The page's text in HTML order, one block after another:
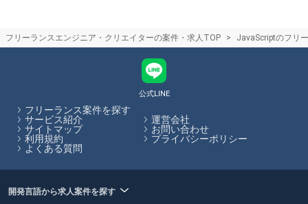
フリーランスエージェントは案件を探しているフリーランスエンジニア
グを行い、仲介手数料を受け取ることで収益としているサービスです。
仲介手数料やエージェントで受けられるサービスは各エージェントで異
なります。フリーランスHubでは各エージェントのサービス内容の比較
をサイト内で行うことができます。
フリーランスHubはお客様のフリーランス案件探しを最大限サポートし
ていきます。
フリーランスエンジニア・クリエイターの案件・求人TOP JavaScriptのフリ
公式LINE
フリーランス案件を探す
サービス紹介
運営会社
サイトマップ
お問い合わせ
利用規約
プライバシーポリシー
よくある質問
開発言語から求人案件を探す